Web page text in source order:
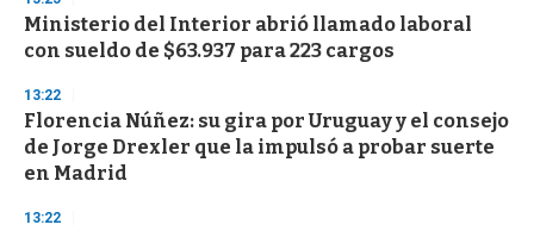
Ministerio del Interior abrió llamado laboral
con sueldo de $63.937 para 223 cargos
13:22
Florencia Núñez: su gira por Uruguay y el consejo
de Jorge Drexler que la impulsó a probar suerte
en Madrid
13:22